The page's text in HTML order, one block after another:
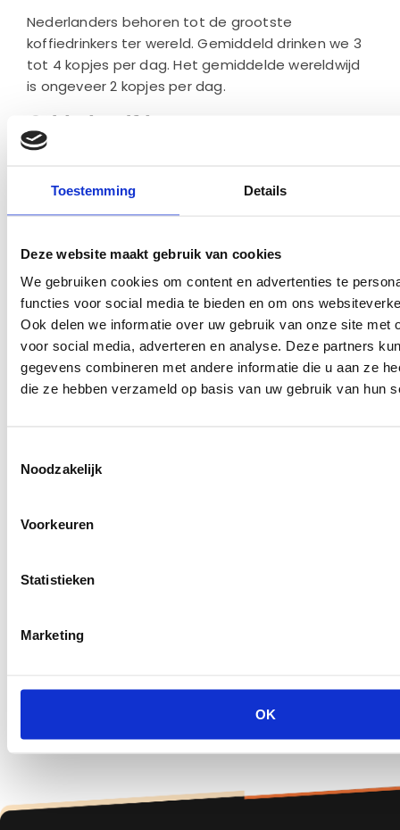
Toestemming Details
Deze website maakt gebruik van cookies
We gebruiken cookies om content en advertenties te
functies voor social media te bieden en om ons
Ook delen we informatie over uw gebruik van onze site met
voor social media, adverteren en analyse. Deze partners
gegevens combineren met andere informatie die u aan ze
die ze hebben verzameld op basis van uw gebruik van hun
Noodzakelijk
Voorkeuren
Statistieken
Marketing
OK
Nederlanders behoren tot de grootste
koffiedrinkers ter wereld. Gemiddeld drinken we 3
tot 4 kopjes per dag. Het gemiddelde wereldwijd
is ongeveer 2 kopjes per dag.
Geldt dezelfde grens voor
cafeïnevrije koffie?
Cafeïnevrije koffie bevat nog steeds een kleine
hoeveelheid cafeïne, maar veel minder dan
niet echt voor decaf. Je kunt dus gerust meerdere
over je cafeïne-inname.
Heeft koffie ook
gezondheidsvoordelen?
Ja! Onderzoek laat zien dat matig koffiedrinken
Een lager risico op hart- en vaatziekten
Let wel: koffie is geen wondermiddel. Het past
water blijft de beste dorstlesser.
Of je nu koffie drinkt op kantoor, in de horeca of
koffiemachine van Bar Company Koffiemachines
geniet je altijd van kwaliteit, smaak en gemak.
👉Bekijk onze koffiemachines